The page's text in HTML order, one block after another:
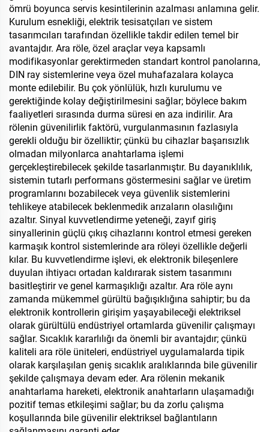
ömrü boyunca servis kesintilerinin azalması anlamına gelir.
Kurulum esnekliği, elektrik tesisatçıları ve sistem
tasarımcıları tarafından özellikle takdir edilen temel bir
avantajdır. Ara röle, özel araçlar veya kapsamlı
modifikasyonlar gerektirmeden standart kontrol panolarına,
DIN ray sistemlerine veya özel muhafazalara kolayca
monte edilebilir. Bu çok yönlülük, hızlı kurulumu ve
gerektiğinde kolay değiştirilmesini sağlar; böylece bakım
faaliyetleri sırasında durma süresi en aza indirilir. Ara
rölenin güvenilirlik faktörü, vurgulanmasının fazlasıyla
gerekli olduğu bir özelliktir; çünkü bu cihazlar başarısızlık
olmadan milyonlarca anahtarlama işlemi
gerçekleştirebilecek şekilde tasarlanmıştır. Bu dayanıklılık,
sistemin tutarlı performans göstermesini sağlar ve üretim
programlarını bozabilecek veya güvenlik sistemlerini
tehlikeye atabilecek beklenmedik arızaların olasılığını
azaltır. Sinyal kuvvetlendirme yeteneği, zayıf giriş
sinyallerinin güçlü çıkış cihazlarını kontrol etmesi gereken
karmaşık kontrol sistemlerinde ara röleyi özellikle değerli
kılar. Bu kuvvetlendirme işlevi, ek elektronik bileşenlere
duyulan ihtiyacı ortadan kaldırarak sistem tasarımını
basitleştirir ve genel karmaşıklığı azaltır. Ara röle aynı
zamanda mükemmel gürültü bağışıklığına sahiptir; bu da
elektronik kontrollerin girişim yaşayabileceği elektriksel
olarak gürültülü endüstriyel ortamlarda güvenilir çalışmayı
sağlar. Sıcaklık kararlılığı da önemli bir avantajdır; çünkü
kaliteli ara röle üniteleri, endüstriyel uygulamalarda tipik
olarak karşılaşılan geniş sıcaklık aralıklarında bile güvenilir
şekilde çalışmaya devam eder. Ara rölenin mekanik
anahtarlama hareketi, elektronik anahtarların ulaşamadığı
pozitif temas etkileşimi sağlar; bu da zorlu çalışma
koşullarında bile güvenilir elektriksel bağlantıların